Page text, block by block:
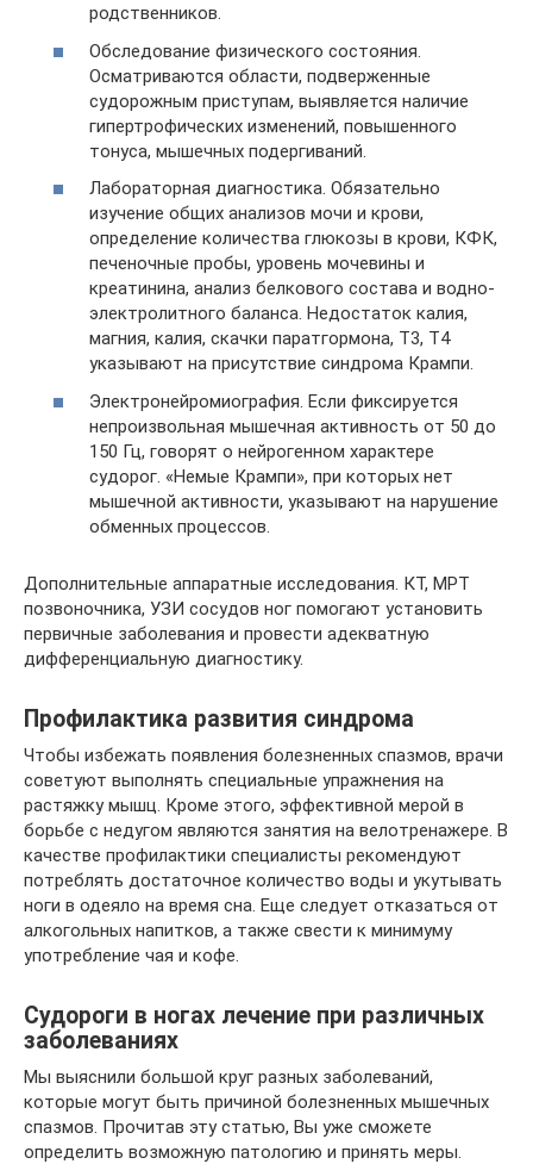
родственников.
Обследование физического состояния.
Осматриваются области, подверженные
судорожным приступам, выявляется наличие
гипертрофических изменений, повышенного
тонуса, мышечных подергиваний.
Лабораторная диагностика. Обязательно
изучение общих анализов мочи и крови,
определение количества глюкозы в крови, КФК,
печеночные пробы, уровень мочевины и
креатинина, анализ белкового состава и водно-
электролитного баланса. Недостаток калия,
магния, калия, скачки паратгормона, Т3, Т4
указывают на присутствие синдрома Крампи.
Электронейромиография. Если фиксируется
непроизвольная мышечная активность от 50 до
150 Гц, говорят о нейрогенном характере
судорог. «Немые Крампи», при которых нет
мышечной активности, указывают на нарушение
обменных процессов.
Дополнительные аппаратные исследования. КТ, МРТ
позвоночника, УЗИ сосудов ног помогают установить
первичные заболевания и провести адекватную
дифференциальную диагностику.
Профилактика развития синдрома
Чтобы избежать появления болезненных спазмов, врачи
советуют выполнять специальные упражнения на
растяжку мышц. Кроме этого, эффективной мерой в
борьбе с недугом являются занятия на велотренажере. В
качестве профилактики специалисты рекомендуют
потреблять достаточное количество воды и укутывать
ноги в одеяло на время сна. Еще следует отказаться от
алкогольных напитков, а также свести к минимуму
употребление чая и кофе.
Судороги в ногах лечение при различных
заболеваниях
Мы выяснили большой круг разных заболеваний,
которые могут быть причиной болезненных мышечных
спазмов. Прочитав эту статью, Вы уже сможете
определить возможную патологию и принять меры.